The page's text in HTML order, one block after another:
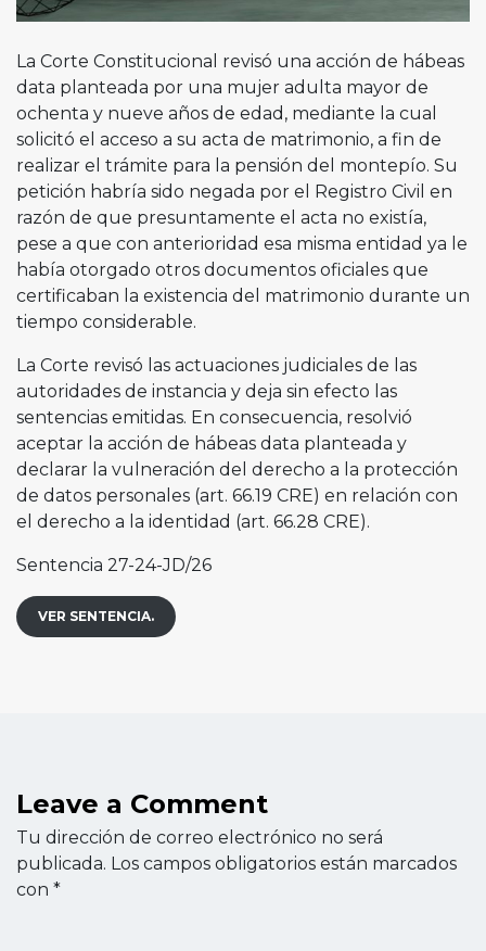
La Corte Constitucional revisó una acción de hábeas
data planteada por una mujer adulta mayor de
ochenta y nueve años de edad, mediante la cual
solicitó el acceso a su acta de matrimonio, a fin de
realizar el trámite para la pensión del montepío. Su
petición habría sido negada por el Registro Civil en
razón de que presuntamente el acta no existía,
pese a que con anterioridad esa misma entidad ya le
había otorgado otros documentos oficiales que
certificaban la existencia del matrimonio durante un
tiempo considerable.
La Corte revisó las actuaciones judiciales de las
autoridades de instancia y deja sin efecto las
sentencias emitidas. En consecuencia, resolvió
aceptar la acción de hábeas data planteada y
declarar la vulneración del derecho a la protección
de datos personales (art. 66.19 CRE) en relación con
el derecho a la identidad (art. 66.28 CRE).
Sentencia 27-24-JD/26
VER SENTENCIA.
Leave a Comment
Tu dirección de correo electrónico no será
publicada. Los campos obligatorios están marcados
con *